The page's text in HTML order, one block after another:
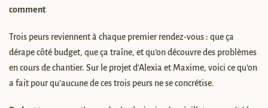
comment
Trois peurs reviennent à chaque premier rendez-vous : que ça
dérape côté budget, que ça traîne, et qu’on découvre des problèmes
en cours de chantier. Sur le projet d’Alexia et Maxime, voici ce qu’on
a fait pour qu’aucune de ces trois peurs ne se concrétise.